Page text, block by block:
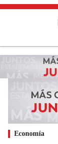
Economía